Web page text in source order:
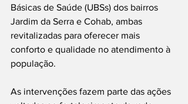
Básicas de Saúde (UBSs) dos bairros
Jardim da Serra e Cohab, ambas
revitalizadas para oferecer mais
conforto e qualidade no atendimento à
população.
As intervenções fazem parte das ações